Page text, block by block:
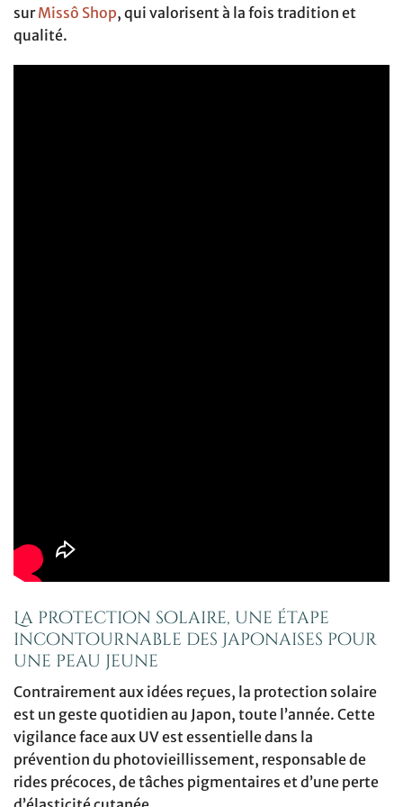
surMissô Shop, qui valorisent à la fois tradition et
qualité.
La protection solaire, une étape
incontournable des Japonaises pour
une peau jeune
Contrairement aux idées reçues, la protection solaire
est un geste quotidien au Japon, toute l’année. Cette
vigilance face aux UV est essentielle dans la
prévention du photovieillissement, responsable de
rides précoces, de tâches pigmentaires et d’une perte